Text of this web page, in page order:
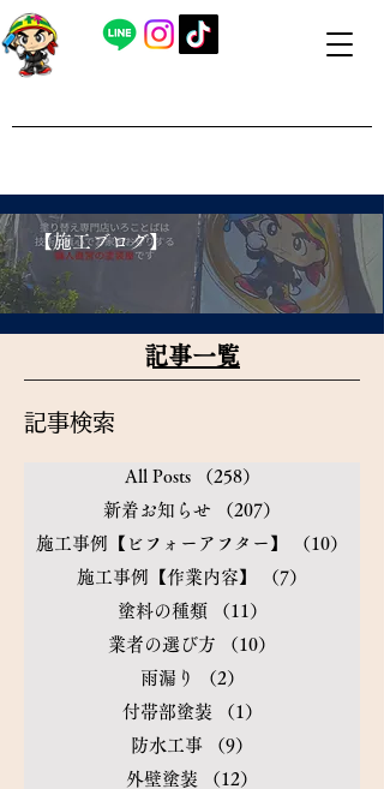
​【施工ブログ】
​記事一覧
​記事検索
All Posts （258）
新着お知らせ
（207）
施工事例【ビフォーアフター】
（10）
施工事例【作業内容】
（7）
塗料の種類
（11）
業者の選び方
（10）
雨漏り
（2）
付帯部塗装
（1）
防水工事
（9）
外壁塗装
（12）